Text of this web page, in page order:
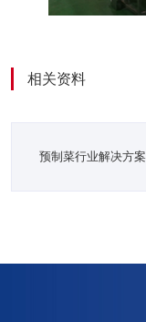
相关资料
预制菜行业解决方案